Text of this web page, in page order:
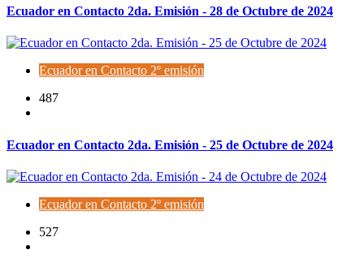
Ecuador en Contacto 2da. Emisión - 28 de Octubre de 2024
Ecuador en Contacto 2º emisión
487
Ecuador en Contacto 2da. Emisión - 25 de Octubre de 2024
Ecuador en Contacto 2º emisión
527